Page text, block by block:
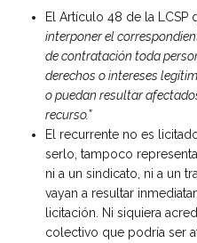
El Artículo 48 de la LCSP
interponer el
de contratación toda
derechos o intereses
o puedan resultar
recurso.”
El recurrente no es
serlo, tampoco
ni a un sindicato, ni a un
vayan a resultar
licitación. Ni siquiera
colectivo que podría ser